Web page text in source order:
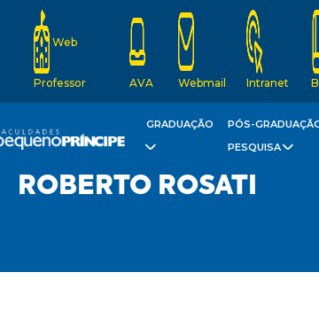
Web
Professor AVA Webmail Intranet
GRADUAÇÃO
PÓS-
PESQUISA
ROBERTO ROSATI